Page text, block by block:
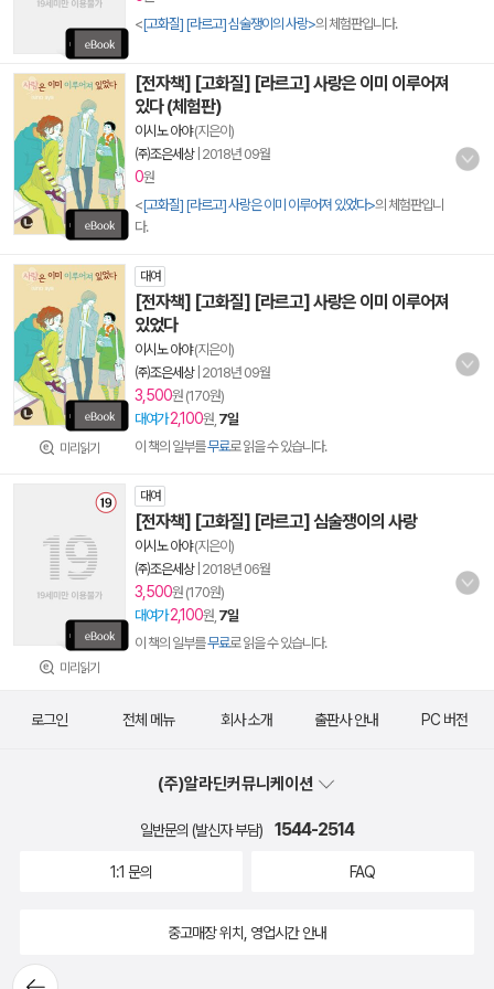
<[고화질] [라르고] 심술쟁이의 사랑>의 체험판입니다.
[전자책] [고화질] [라르고] 사랑은 이미 이루어져
있다 (체험판)
이시노 아야(지은이)
㈜조은세상| 2018년 09월
0원
<[고화질] [라르고] 사랑은 이미 이루어져 있었다>의 체험판입니
다.
미리읽기
대여
[전자책] [고화질] [라르고] 사랑은 이미 이루어져
있었다
이시노 아야(지은이)
㈜조은세상| 2018년 09월
3,500원 (170원)
대여가 2,100원, 7일
이 책의 일부를무료로 읽을 수 있습니다.
미리읽기
대여
[전자책] [고화질] [라르고] 심술쟁이의 사랑
이시노 아야(지은이)
㈜조은세상| 2018년 06월
3,500원 (170원)
대여가 2,100원, 7일
이 책의 일부를무료로 읽을 수 있습니다.
뒤로가
로그인 전체 메뉴 회사 소개 출판사 안내 PC 버전
(주)알라딘커뮤니케이션
일반문의 (발신자 부담) 1544-2514
1:1 문의 FAQ
중고매장 위치, 영업시간 안내